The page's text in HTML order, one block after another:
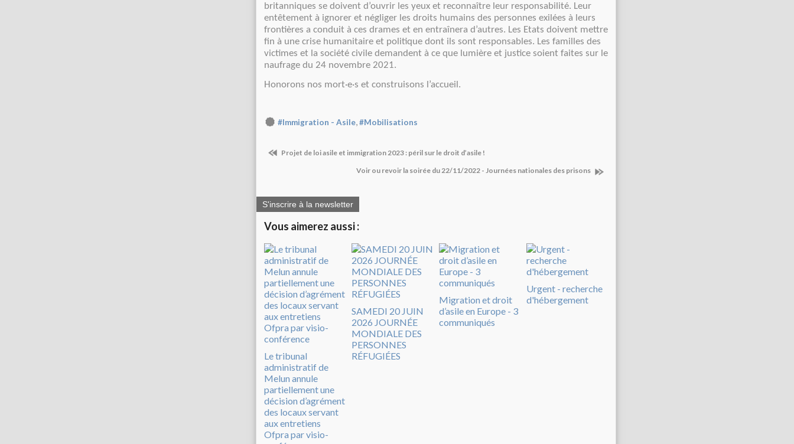
britanniques se doivent d’ouvrir les yeux et reconnaître leur responsabilité. Leur
entêtement à ignorer et négliger les droits humains des personnes exilées à leurs
frontières a conduit à ces drames et en entraînera d’autres. Les Etats doivent mettre
fin à une crise humanitaire et politique dont ils sont responsables. Les familles des
victimes et la société civile demandent à ce que lumière et justice soient faites sur le
naufrage du 24 novembre 2021.
Honorons nos mort·e·s et construisons l’accueil.
#Immigration - Asile,#Mobilisations
Projet de loi asile et immigration 2023 : péril sur le droit d’asile !
Voir ou revoir la soirée du 22/11/2022 - Journées nationales des prisons
S'inscrire à la newsletter
Vous aimerez aussi :
Le tribunal
administratif de
Melun annule
partiellement une
décision d’agrément
des locaux servant
aux entretiens
Ofpra par visio-
SAMEDI 20 JUIN
2026 JOURNÉE
MONDIALE DES
PERSONNES
RÉFUGIÉES
Migration et droit
d’asile en Europe - 3
communiqués
Urgent - recherche
d'hébergement